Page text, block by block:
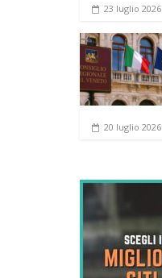
23 luglio 2026
20 luglio 2026